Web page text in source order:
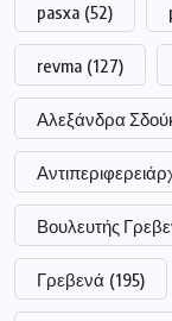
pasxa (52)
revma (127)
Αλεξάνδρα
Βουλευτής
Γρεβενά (195)